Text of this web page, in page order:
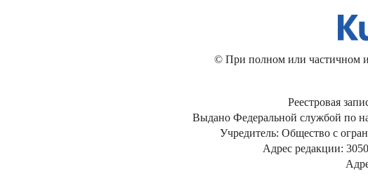
© При полном или частичном
Реестровая
Выдано Федеральной службой по
Учредитель: Общество с
Адрес редакции: